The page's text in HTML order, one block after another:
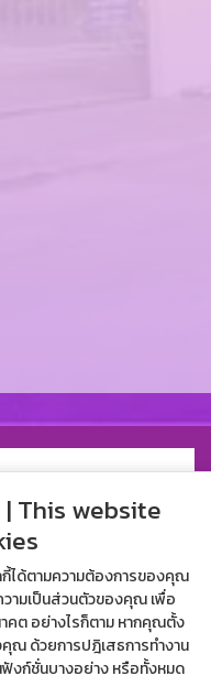
| This website
ได้ตามความต้องการของคุณ
วามเป็นส่วนตัวของคุณ เพื่อ
คต อย่างไรก็ตาม หากคุณตั้ง
ณ ด้วยการปฎิเสธการทำงาน
งก์ชั่นบางอย่าง หรือทั้งหมด